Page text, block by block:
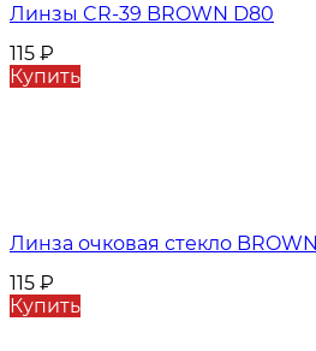
Линзы CR-39 BROWN D80
115 ₽
Купить
Линза очковая стекло
115 ₽
Купить